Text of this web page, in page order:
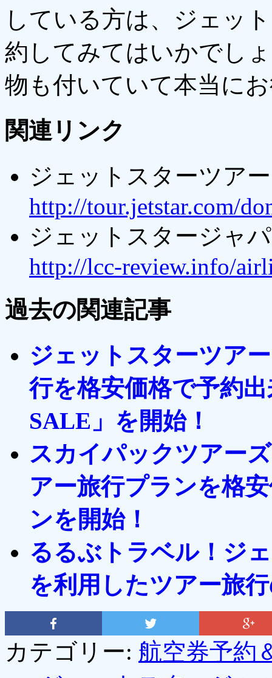
している方は、ジェッ
約してみてはいかでし
物も付いていて本当に
関連リンク
ジェットスターツア
http://tour.jetstar.com/
ジェットスタージャ
http://lcc-review.info/
過去の関連記事
ジェットスターツア
行を格安価格で予約
SALE」を開始！
スカイパックツアー
アー旅行プランを格
ンを開始！
るるぶトラベル！ジ
を利用したツアー旅
カテゴリー: 航空券予約